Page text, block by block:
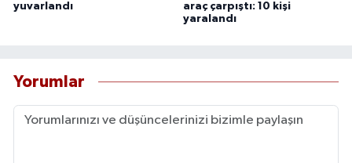
yuvarlandı
araç çarpıştı: 10 kişi
yaralandı
Yorumlar